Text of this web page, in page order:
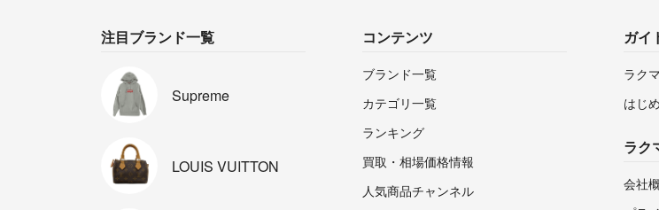
注目ブランド一覧
Supreme
LOUIS VUITTON
コンテンツ
ブランド一覧
カテゴリ一覧
ランキング
買取・相場価格情報
人気商品チャンネル
ガイ
ラク
はじ
ラク
会社